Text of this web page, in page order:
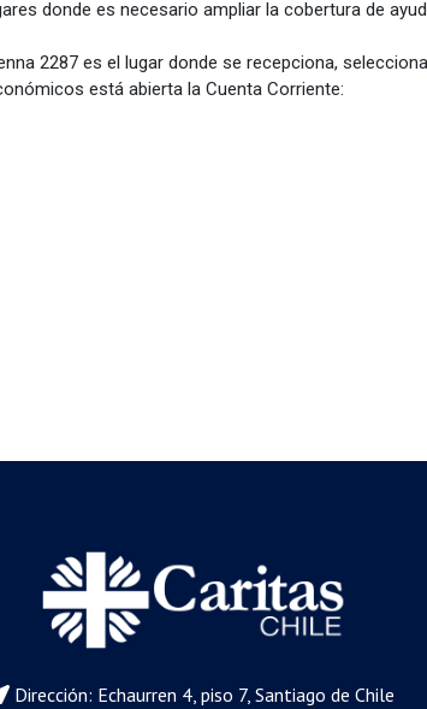
donde es necesario ampliar la cobertura de
2287 es el lugar donde se recepciona,
está abierta la Cuenta Corriente:
Dirección: Echaurren 4, piso 7, Santiago de Chile